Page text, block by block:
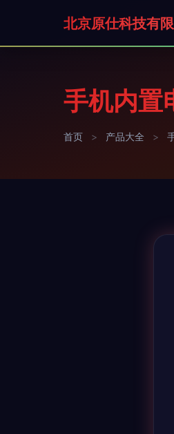
北京原仕科技有
手机内置
首页 > 产品大全 >